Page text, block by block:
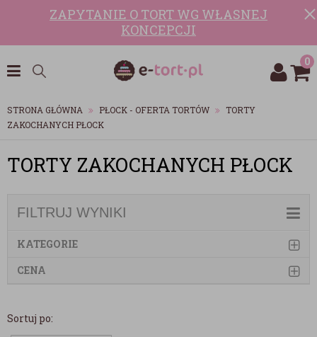
ZAPYTANIE O TORT WG WŁASNEJ
KONCEPCJI
0
STRONA GŁÓWNA PŁOCK - OFERTA TORTÓW
TORTY
ZAKOCHANYCH PŁOCK
TORTY ZAKOCHANYCH PŁOCK
FILTRUJ WYNIKI
KATEGORIE
CENA
Sortuj po: